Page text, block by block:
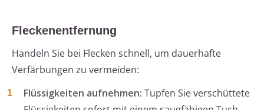
Fleckenentfernung
Handeln Sie bei Flecken schnell, um dauerhafte
Verfärbungen zu vermeiden:
Flüssigkeiten aufnehmen: Tupfen Sie verschüttete